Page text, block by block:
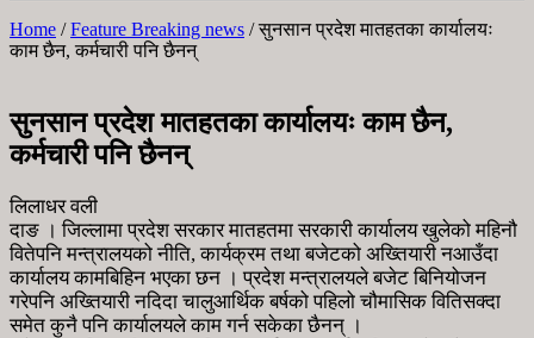
Home /Feature Breaking news /सुनसान प्रदेश मातहतका कार्यालयः
काम छैन, कर्मचारी पनि छैनन्
सुनसान प्रदेश मातहतका कार्यालयः काम छैन,
कर्मचारी पनि छैनन्
लिलाधर वली
दाङ । जिल्लामा प्रदेश सरकार मातहतमा सरकारी कार्यालय खुलेको महिनौ
वितेपनि मन्त्रालयको नीति, कार्यक्रम तथा बजेटको अख्तियारी नआउँदा
कार्यालय कामबिहिन भएका छन । प्रदेश मन्त्रालयले बजेट बिनियोजन
गरेपनि अख्तियारी नदिदा चालुआर्थिक बर्षको पहिलो चौमासिक वितिसक्दा
समेत कुनै पनि कार्यालयले काम गर्न सकेका छैनन् ।